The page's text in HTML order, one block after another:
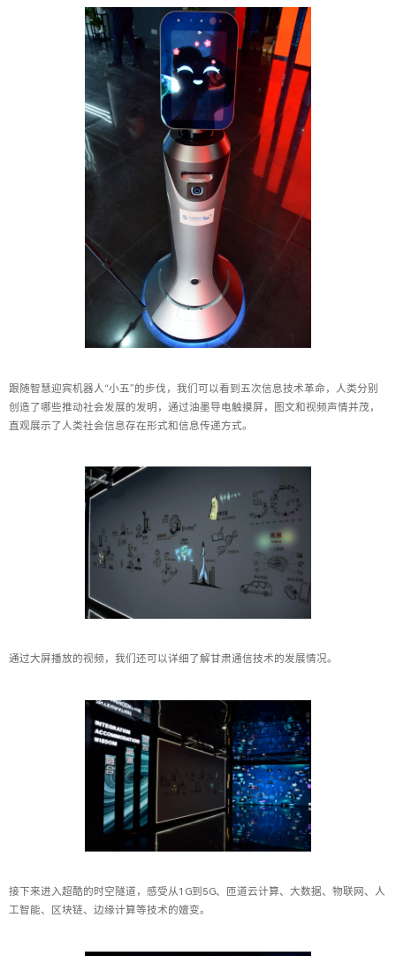
跟随智慧迎宾机器人“小五”的步伐，我们可以看到五次信息技术革命，人类分别
创造了哪些推动社会发展的发明，通过油墨导电触摸屏，图文和视频声情并茂，
直观展示了人类社会信息存在形式和信息传递方式。
通过大屏播放的视频，我们还可以详细了解甘肃通信技术的发展情况。
接下来进入超酷的时空隧道，感受从1G到5G、匝道云计算、大数据、物联网、人
工智能、区块链、边缘计算等技术的嬗变。